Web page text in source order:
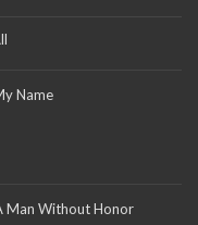
Name
Man Without Honor